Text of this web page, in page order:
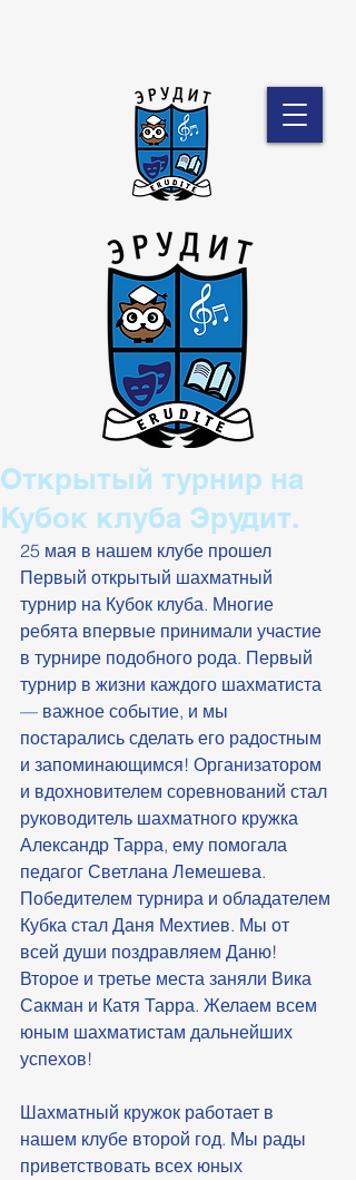
Открытый турнир на
Кубок клуба Эрудит.
25 мая в нашем клубе прошел
Первый открытый шахматный
турнир на Кубок клуба. Многие
ребята впервые принимали участие
в турнире подобного рода. Первый
турнир в жизни каждого шахматиста
— важное событие, и мы
постарались сделать его радостным
и запоминающимся! Организатором
и вдохновителем соревнований стал
руководитель шахматного кружка
Александр Тарра, ему помогала
педагог Светлана Лемешева.
Победителем турнира и обладателем
Кубка стал Даня Мехтиев. Мы от
всей души поздравляем Даню!
Второе и третье места заняли Вика
Сакман и Катя Тарра. Желаем всем
юным шахматистам дальнейших
успехов!
Шахматный кружок работает в
нашем клубе второй год. Мы рады
приветствовать всех юных